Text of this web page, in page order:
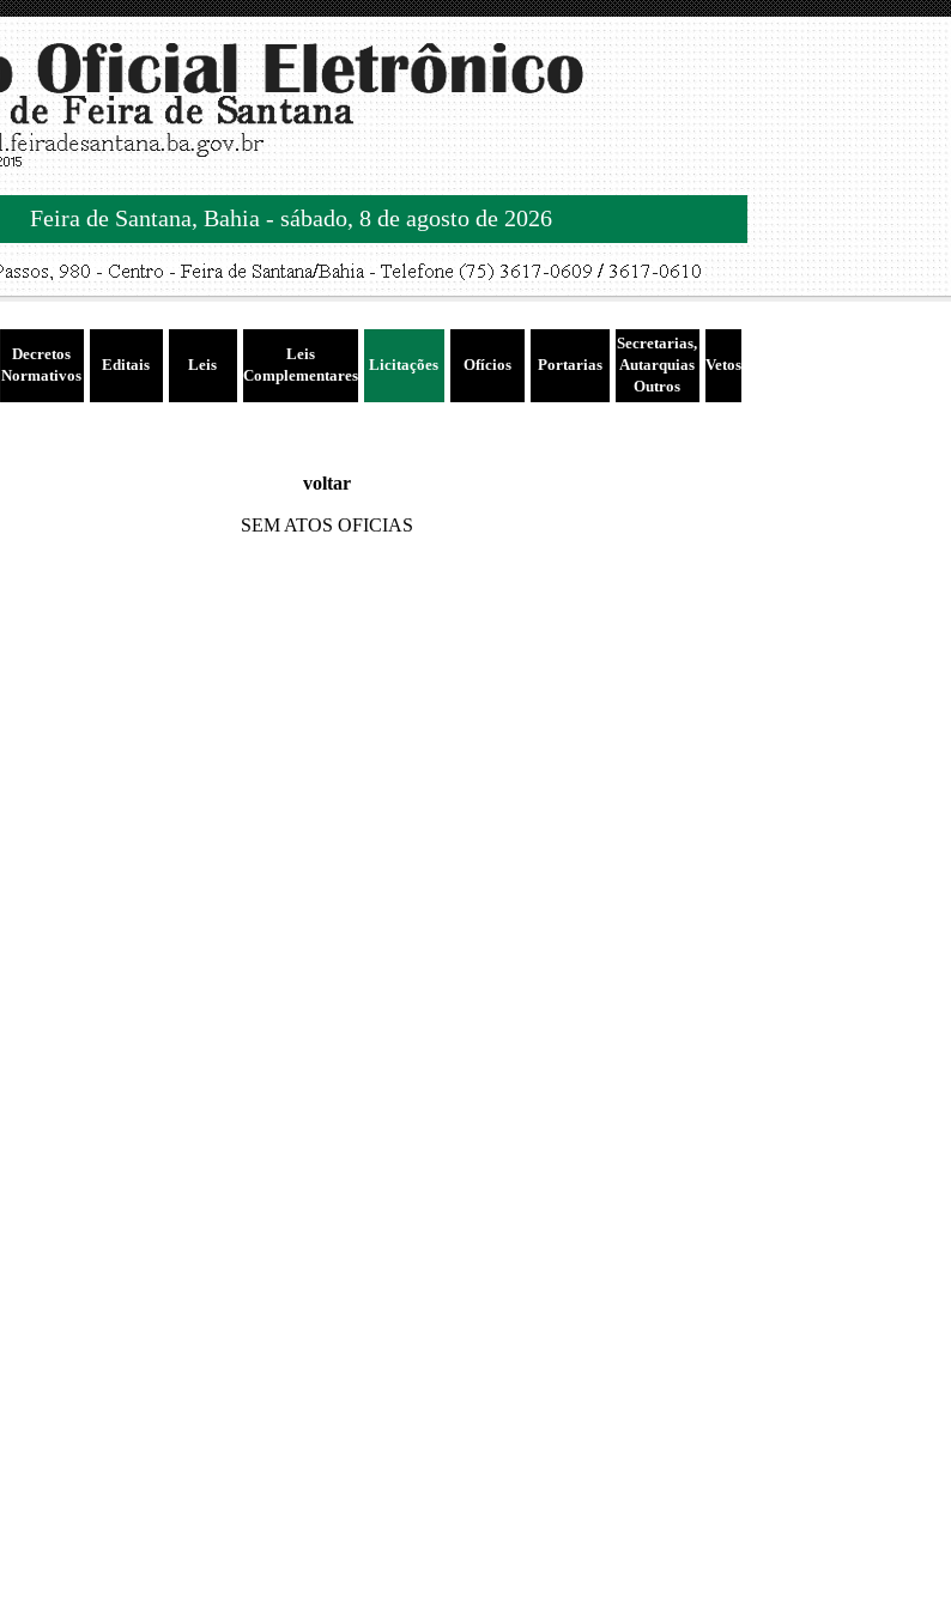
Feira de Santana, Bahia - sábado, 8 de agosto de 2026
Decretos
Normativos
Editais Leis
Leis
Complementares
Licitações Ofícios Portarias
Secretarias,
Autarquias
Outros
Vetos
voltar
SEM ATOS OFICIAS